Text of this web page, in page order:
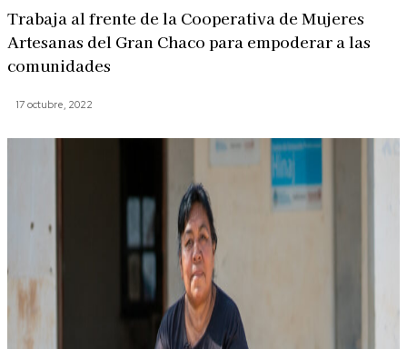
Trabaja al frente de la Cooperativa de Mujeres
Artesanas del Gran Chaco para empoderar a las
comunidades
17 octubre, 2022